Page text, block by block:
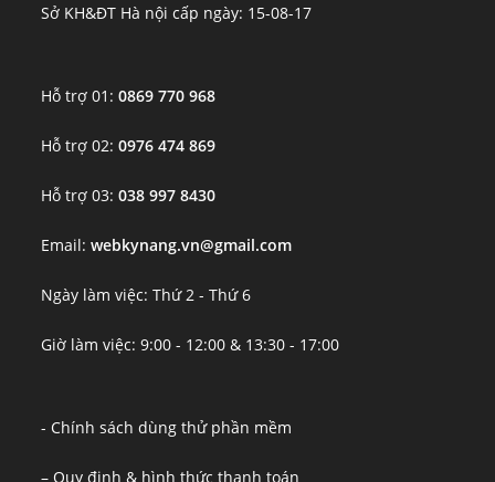
Sở KH&ĐT Hà nội cấp ngày: 15-08-17
Hỗ trợ 01:0869 770 968
Hỗ trợ 02:0976 474 869
Hỗ trợ 03:038 997 8430
Email:webkynang.vn@gmail.com
Ngày làm việc: Thứ 2 - Thứ 6
Giờ làm việc: 9:00 - 12:00 & 13:30 - 17:00
- Chính sách dùng thử phần mềm
– Quy định & hình thức thanh toán